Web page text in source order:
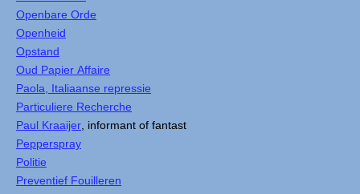
Openbare Orde
Openheid
Opstand
Oud Papier Affaire
Paola, Italiaanse repressie
Particuliere Recherche
Paul Kraaijer , informant of fantast
Pepperspray
Politie
Preventief Fouilleren